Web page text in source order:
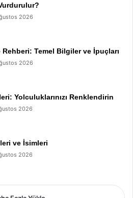
2026
Rehberi: Temel Bilgiler ve İpuçları
2026
Yolculuklarınızı Renklendirin
2026
ve İsimleri
2026